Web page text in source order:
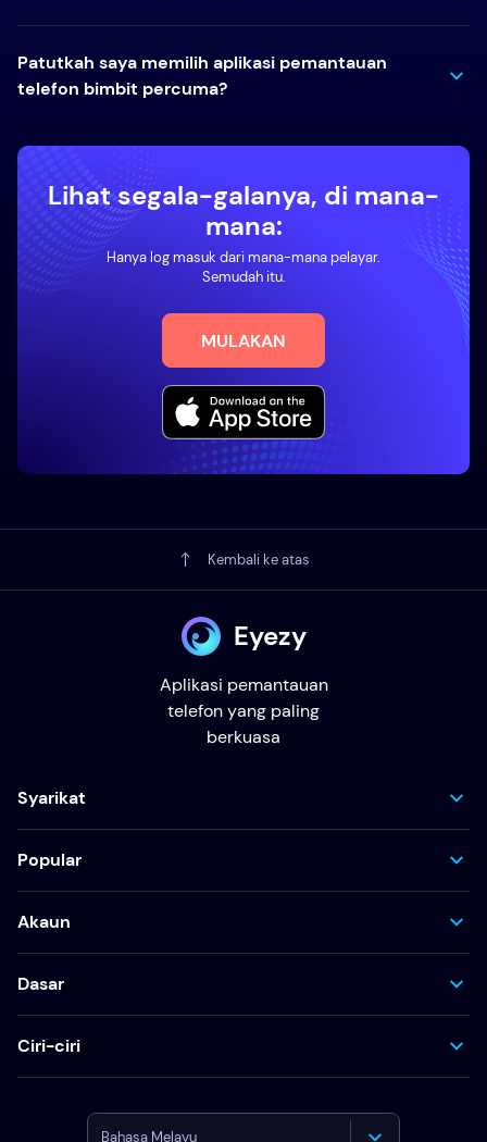
Patutkah saya memilih aplikasi pemantauan
telefon bimbit percuma?
Lihat segala-galanya, di mana-
mana:
Hanya log masuk dari mana-mana pelayar.
Semudah itu.
MULAKAN
Kembali ke atas
Eyezy
Aplikasi pemantauan
telefon yang paling
berkuasa
Syarikat
Popular
Akaun
Dasar
Ciri-ciri
Bahasa Melayu